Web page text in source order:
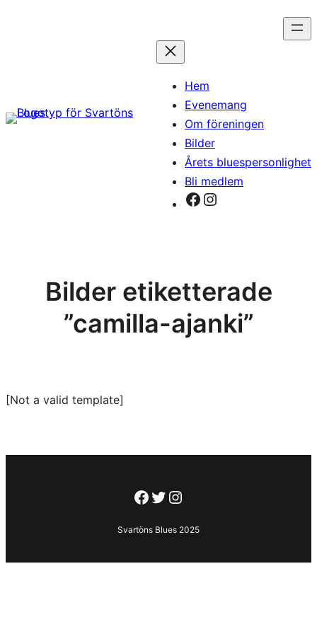
Hem
Evenemang
Om föreningen
Bilder
Årets bluespersonlighet
Bli medlem
Facebook
Instagram
Bilder etiketterade
”camilla-ajanki”
[Not a valid template]
Facebook
Twitter
Instagram
Svartöns Blues 2025